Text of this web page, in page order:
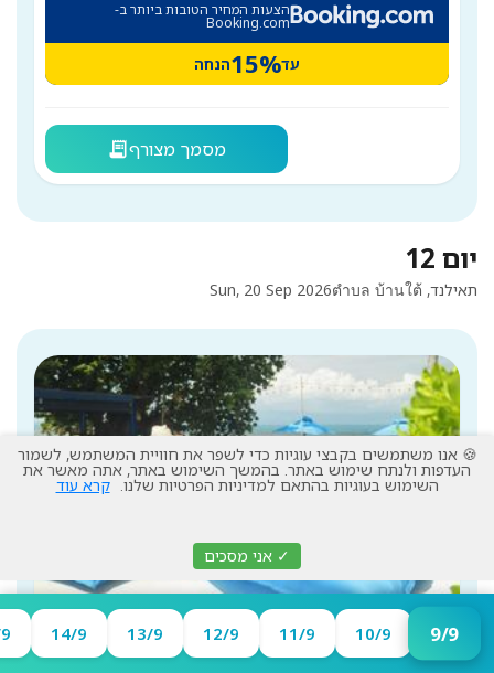
9/9
10/9
11/9
12/9
13/9
14/9
הצעות המחיר הטובות ביותר ב-
Booking.com
עד15%הנחה
receipt_long מסמך מצורף
יום 12
Sun, 20 Sep 2026 תאילנד, ตำบล บ้านใต้
לינה: תאילנד, ตำบล บ้านใต้
Explorar Koh Phangan -
🍪 אנו משתמשים בקבצי עוגיות כדי לשפר את חוויית המשתמש, לשמור
העדפות ולנתח שימוש באתר. בהמשך השימוש באתר, אתה מאשר את
השימוש בעוגיות בהתאם למדיניות הפרטיות שלנו. קרא עוד
✓ אני מסכים